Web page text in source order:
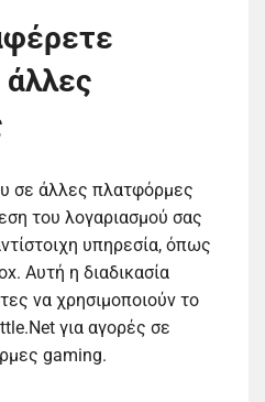
σε άλλες πλατφόρμες
του λογαριασμού σας
υπηρεσία, όπως
Αυτή η διαδικασία
να χρησιμοποιούν το
για αγορές σε
gaming.